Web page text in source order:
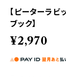
【ピーターラビ
ブック】
¥2,970